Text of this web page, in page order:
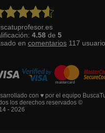
4.58 de 5
en comentarios 117
con ♥ por el equipo
los derechos reservados ©
- 2026